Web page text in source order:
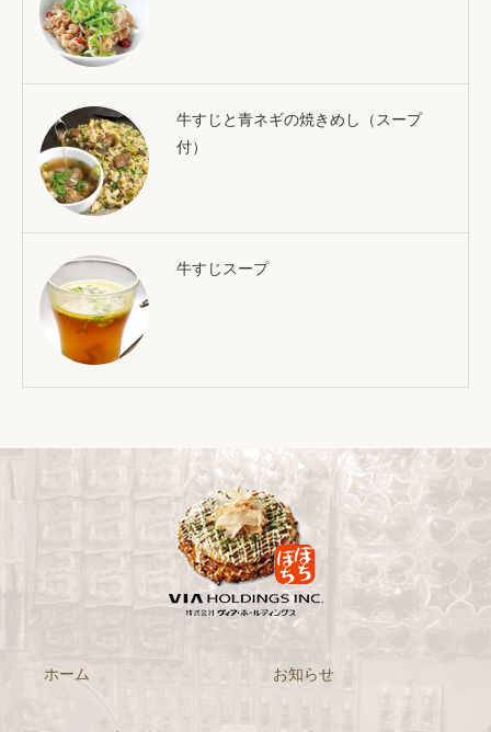
牛すじと青ネギの焼きめし（スープ
付）
牛すじスープ
ホーム お知らせ